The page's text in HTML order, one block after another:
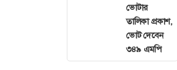
ভোটার
তালিকা প্রকাশ,
ভোট দেবেন
৩৪৯ এমপি